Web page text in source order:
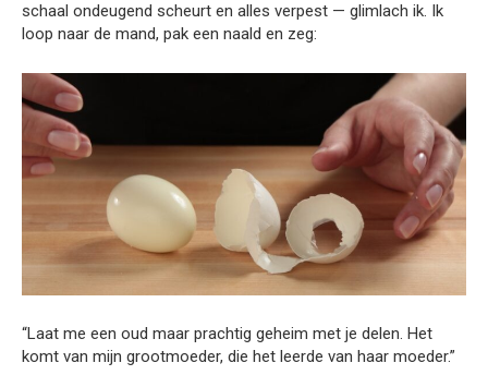
schaal ondeugend scheurt en alles verpest — glimlach ik. Ik
loop naar de mand, pak een naald en zeg:
“Laat me een oud maar prachtig geheim met je delen. Het
komt van mijn grootmoeder, die het leerde van haar moeder.”